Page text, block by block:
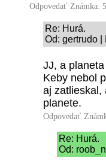
Odpovedať Známka:
Re: Hurá.
Od: gertrudo |
JJ, a
Keby nebol
aj zatlieskal,
planete.
Odpovedať
Re: Hurá.
Od: